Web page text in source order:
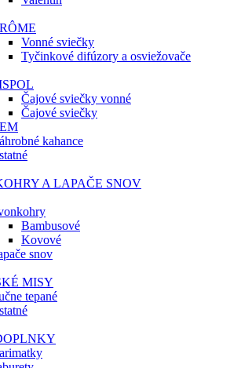
Vonné sviečky
Tyčinkové difúzory a osviežovače
Čajové sviečky vonné
Čajové sviečky
kahance
A LAPAČE SNOV
Bambusové
Kovové
snov
MISY
tepané